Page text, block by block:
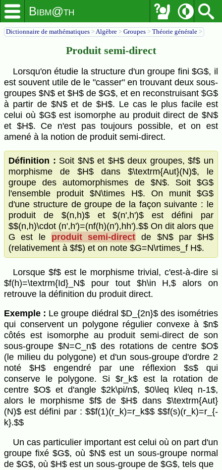
Bibm@th
Dictionnaire de mathématiques >Algèbre > Groupes > Théorie générale >
Produit semi-direct
Lorsqu'on étudie la structure d'un groupe fini $G$, il
est souvent utile de le "casser" en trouvant deux sous-
groupes $N$ et $H$ de $G$, et en reconstruisant $G$
à partir de $N$ et de $H$. Le cas le plus facile est
celui où $G$ est isomorphe au produit direct de $N$
et $H$. Ce n'est pas toujours possible, et on est
amené à la notion de produit semi-direct.
Définition : Soit $N$ et $H$ deux groupes, $f$ un
morphisme de $H$ dans $\textrm{Aut}(N)$, le
groupe des automorphismes de $N$. Soit $G$
l'ensemble produit $N\times H$. On munit $G$
d'une structure de groupe de la façon suivante : le
produit de $(n,h)$ et $(n',h')$ est défini par
$$(n,h)\cdot (n',h')=(nf(h)(n'),hh').$$ On dit alors que
G est le
produit semi-direct de $N$ par $H$
(relativement à $f$) et on note $G=N\rtimes_f H$.
Lorsque $f$ est le morphisme trivial, c'est-à-dire si
$f(h)=\textrm{Id}_N$ pour tout $h\in H,$ alors on
retrouve la définition du produit direct.
Exemple : Le groupe diédral $D_{2n}$ des isométries
qui conservent un polygone régulier convexe à $n$
côtés est isomorphe au produit semi-direct de son
sous-groupe $N=C_n$ des rotations de centre $O$
(le milieu du polygone) et d'un sous-groupe d'ordre 2
noté $H$ engendré par une réflexion $s$ qui
conserve le polygone. Si $r_k$ est la rotation de
centre $O$ et d'angle $2k\pi/n$, $0\leq k\leq n-1$,
alors le morphisme $f$ de $H$ dans $\textrm{Aut}
(N)$ est défini par : $$f(1)(r_k)=r_k$$ $$f(s)(r_k)=r_{-
k}.$$
Un cas particulier important est celui où on part d'un
groupe fixé $G$, où $N$ est un sous-groupe normal
de $G$, où $H$ est un sous-groupe de $G$, tels que